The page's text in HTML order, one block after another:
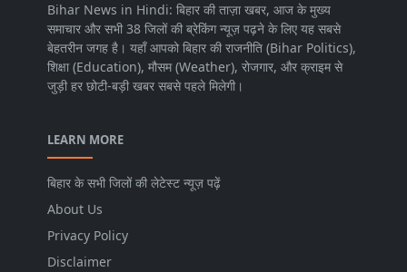
Bihar News in Hindi: बिहार की ताज़ा खबर, आज के मुख्य
समाचार और सभी 38 जिलों की ब्रेकिंग न्यूज़ पढ़ने के लिए यह सबसे
बेहतरीन जगह है। यहाँ आपको बिहार की राजनीति (Bihar Politics),
शिक्षा (Education), मौसम (Weather), रोजगार, और क्राइम से
जुड़ी हर छोटी-बड़ी खबर सबसे पहले मिलेगी।
LEARN MORE
बिहार के सभी जिलों की लेटेस्ट न्यूज़ पढ़ें
About Us
Privacy Policy
Disclaimer